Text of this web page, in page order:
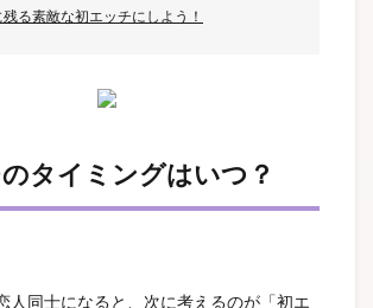
る素敵な初エッチにしよう！
タイミングはいつ？
人同士になると、次に考えるのが「初エ